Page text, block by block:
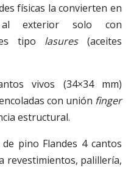
físicas la convierten en
al exterior solo con
tipo lasures(aceites
vivos (34×34 mm)
con unión finger
estructural.
pino Flandes 4 cantos
revestimientos, palillería,